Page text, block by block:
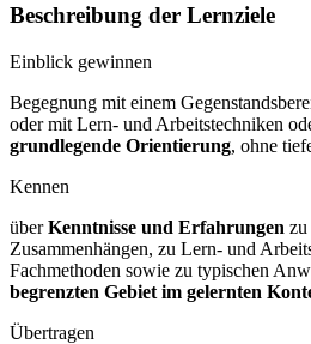
Beschreibung der Lernziele
Einblick gewinnen
Begegnung mit einem
oder mit Lern- und Arbeitstechniken
grundlegende Orientierung, ohne
Kennen
überKenntnisse und Erfahrungen zu
Zusammenhängen, zu Lern- und
Fachmethoden sowie zu typischen
begrenzten Gebiet im gelernten
Übertragen